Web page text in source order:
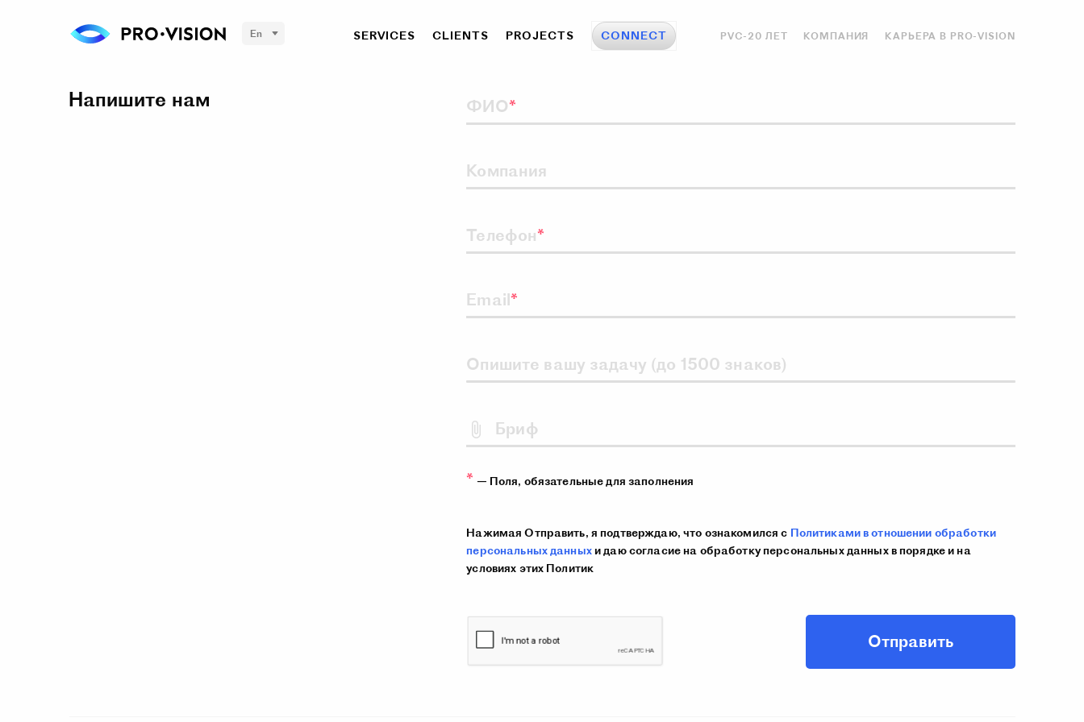
En SERVICES CLIENTS PROJECTS CONNECT PVC-20 ЛЕТ КОМПАНИЯ КАРЬЕРА В PRO-VISION
Напишите нам ФИО
Компания
Телефон
Email
Опишите вашу задачу (до 1500 знаков)
Бриф
— Поля, обязательные для заполнения
Нажимая Отправить, я подтверждаю, что ознакомился с Политиками в отношении обработки
персональных данныхи даю согласие на обработку персональных данных в порядке и на
условиях этих Политик
Отправить